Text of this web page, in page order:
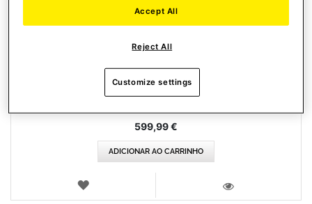
599,99 €
ADICIONAR AO CARRINHO
LISTA
Reject All
Accept All
Customize settings